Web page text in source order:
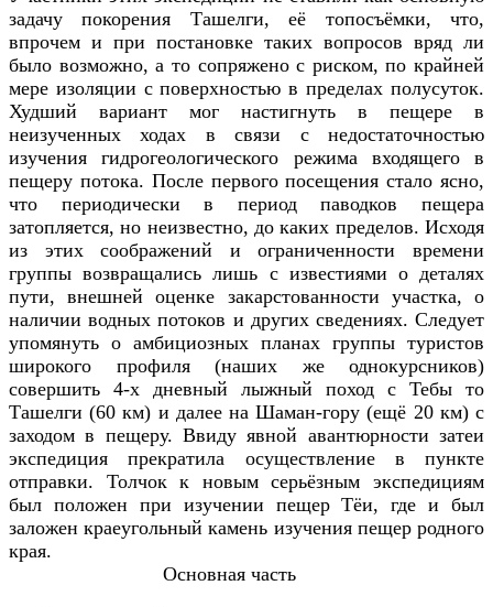
задачу покорения Ташелги, её топосъёмки, что,
впрочем и при постановке таких вопросов вряд ли
было возможно, а то сопряжено с риском, по крайней
мере изоляции с поверхностью в пределах полусуток.
Худший вариант мог настигнуть в пещере в
неизученных ходах в связи с недостаточностью
изучения гидрогеологического режима входящего в
пещеру потока. После первого посещения стало ясно,
что периодически в период паводков пещера
затопляется, но неизвестно, до каких пределов. Исходя
из этих соображений и ограниченности времени
группы возвращались лишь с известиями о деталях
пути, внешней оценке закарстованности участка, о
наличии водных потоков и других сведениях. Следует
упомянуть о амбициозных планах группы туристов
широкого профиля (наших же однокурсников)
совершить 4-х дневный лыжный поход с Тебы то
Ташелги (60 км) и далее на Шаман-гору (ещё 20 км) с
заходом в пещеру. Ввиду явной авантюрности затеи
экспедиция прекратила осуществление в пункте
отправки. Толчок к новым серьёзным экспедициям
был положен при изучении пещер Тёи, где и был
заложен краеугольный камень изучения пещер родного
края.
Основная часть